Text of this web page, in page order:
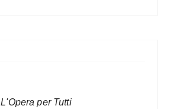
L'Opera per Tutti